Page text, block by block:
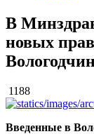
В
новых
1188
Введенные в